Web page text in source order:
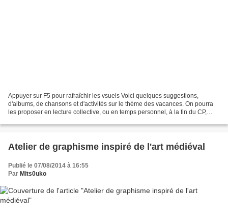
Appuyer sur F5 pour rafraîchir les vsuels Voici quelques suggestions,
d'albums, de chansons et d'activités sur le thème des vacances. On pourra
les proposer en lecture collective, ou en temps personnel, à la fin du CP,
Atelier de graphisme inspiré de l'art médiéval
Publié le 07/08/2014 à 16:55
Par Mits0uko